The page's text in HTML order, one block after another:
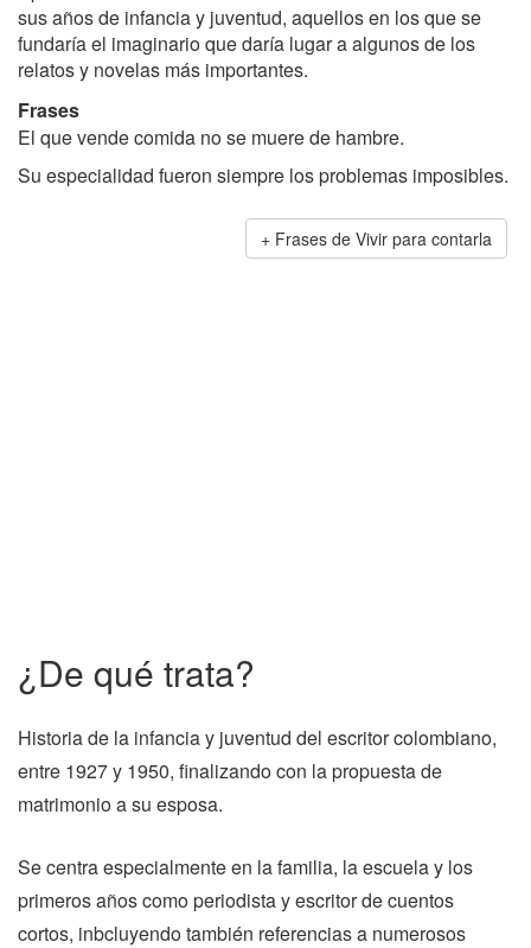
sus años de infancia y juventud, aquellos en los que se
fundaría el imaginario que daría lugar a algunos de los
relatos y novelas más importantes.
Frases
El que vende comida no se muere de hambre.
Su especialidad fueron siempre los problemas imposibles.
Frases de Vivir para contarla
¿De qué trata?
Historia de la infancia y juventud del escritor colombiano,
entre 1927 y 1950, finalizando con la propuesta de
matrimonio a su esposa.
Se centra especialmente en la familia, la escuela y los
primeros años como periodista y escritor de cuentos
cortos, inbcluyendo también referencias a numerosos